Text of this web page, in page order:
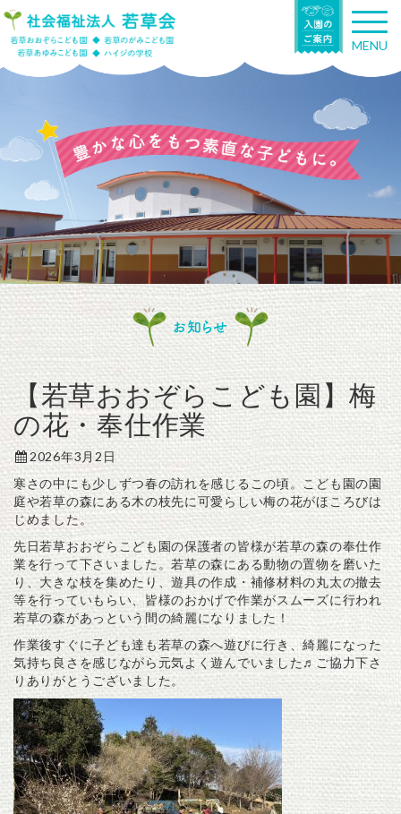
T
o
g
n
g
a
t
n
MENU
お知らせ
【若草おおぞらこども園】梅
の花・奉仕作業
2026年3月2日
寒さの中にも少しずつ春の訪れを感じるこの頃。こども園の園
庭や若草の森にある木の枝先に可愛らしい梅の花がほころびは
じめました。
先日若草おおぞらこども園の保護者の皆様が若草の森の奉仕作
業を行って下さいました。若草の森にある動物の置物を磨いた
り、大きな枝を集めたり、遊具の作成・補修材料の丸太の撤去
等を行っていもらい、皆様のおかげで作業がスムーズに行われ
若草の森があっという間の綺麗になりました！
作業後すぐに子ども達も若草の森へ遊びに行き、綺麗になった
気持ち良さを感じながら元気よく遊んでいました♬ご協力下さ
りありがとうございました。